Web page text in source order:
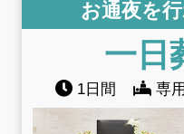
お通夜を
一日
1日間 専